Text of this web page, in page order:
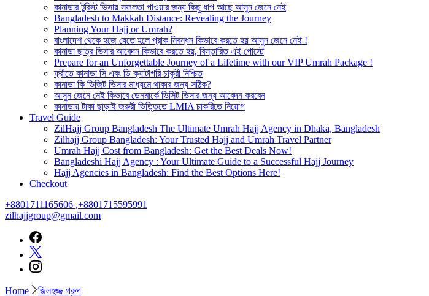
কানাডার টুরিস্ট ভিসায় সফলতা পাওয়ার জন্য কিছু ধাপ আছে আসুন জেনে নেই
Bangladesh to Makkah Distance: Revealing the Journey
Planning Your Hajj or Umrah?
বাংলাদেশ থেকে হজে যেতে হলে প্রাক নিবন্ধন কিভাবে করতে হয় আসুন জেনে নেই !
কানাডা ছাত্র ভিসার আবেদন কিভাবে করতে হয়, বিস্তারিত এই পোস্টে
Prepare for an Unforgettable Journey of a Lifetime with our VIP Umrah Package !
ফ্রীতে কানাডা সি এবং ডি ক্যাটাগরি চাকুরী নিশ্চিত
কানাডা কি ভিজিট ভিসার মাধ্যমে থাকার জন্য সঠিক?
আসুন জেনে নেই কিভাবে ডেনমার্কে ভিসিট ভিসার জন্য আবেদন করবেন
কানাডায় টাকা ছাড়াই জরুরী ভিত্তিতে LMIA চাকরিতে নিয়োগ
Travel Guide
ZilHajj Group Bangladesh The Ultimate Umrah Hajj Agency in Dhaka, Bangladesh
Zilhajj Group Bangladesh: Your Trusted Hajj and Umrah Travel Partner
Umrah Hajj Cost from Bangladesh: Get the Best Deals Now!
Bangladeshi Hajj Agency : Your Ultimate Guide to a Successful Hajj Journey
Hajj Agencies in Bangladesh: Find the Best Options Here!
Checkout
+8801711165606 ,+8801715595991
zilhajjgroup@gmail.com
Home জিলহজ্জ গ্রুপ